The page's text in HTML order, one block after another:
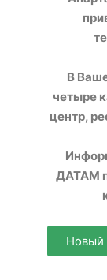
В
четыре
центр,
ДАТАМ
Новый